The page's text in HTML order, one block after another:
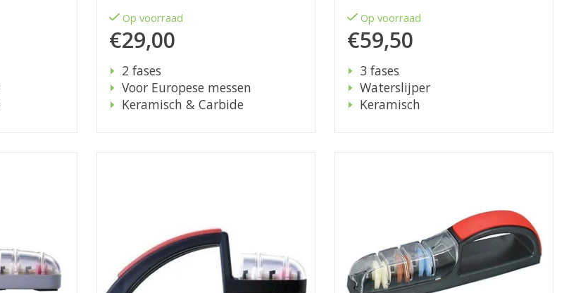
Op voorraad
€29,00
2 fases
Voor Europese messen
Keramisch & Carbide
Op voorraad
€59,50
3 fases
Waterslijper
Keramisch